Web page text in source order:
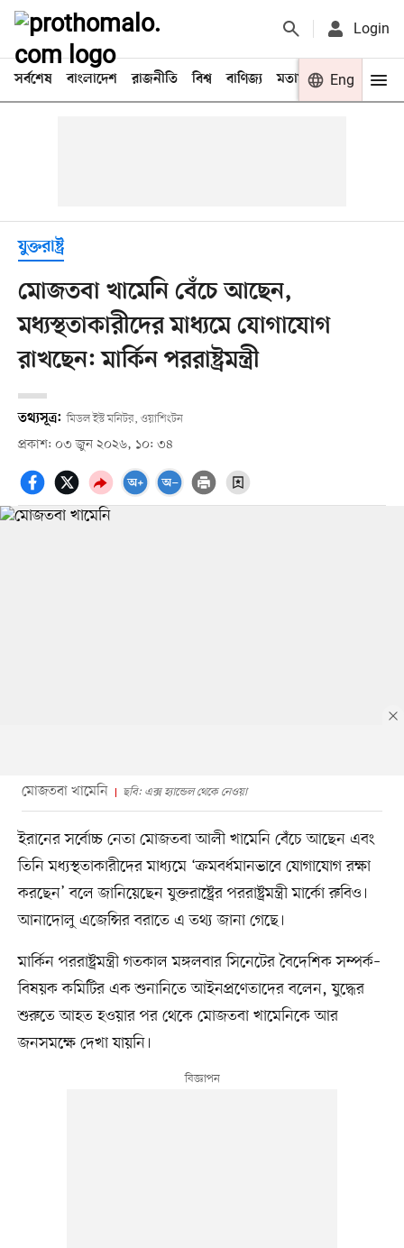
Login
সর্বশেষ বাংলাদেশ রাজনীতি বিশ্ব বাণিজ্য মতামত খেলা
Eng
যুক্তরাষ্ট্র
মোজতবা খামেনি বেঁচে আছেন,
মধ্যস্থতাকারীদের মাধ্যমে যোগাযোগ
রাখছেন: মার্কিন পররাষ্ট্রমন্ত্রী
তথ্যসূত্র: মিডল ইস্ট মনিটর, ওয়াশিংটন
প্রকাশ: ০৩ জুন ২০২৬, ১০: ৩৪
মোজতবা খামেনি ছবি: এক্স হ্যান্ডেল থেকে নেওয়া
ইরানের সর্বোচ্চ নেতা মোজতবা আলী খামেনি বেঁচে আছেন এবং
তিনি মধ্যস্থতাকারীদের মাধ্যমে ‘ক্রমবর্ধমানভাবে যোগাযোগ রক্ষা
করছেন’ বলে জানিয়েছেন যুক্তরাষ্ট্রের পররাষ্ট্রমন্ত্রী মার্কো রুবিও।
আনাদোলু এজেন্সির বরাতে এ তথ্য জানা গেছে।
মার্কিন পররাষ্ট্রমন্ত্রী গতকাল মঙ্গলবার সিনেটের বৈদেশিক সম্পর্ক–
বিষয়ক কমিটির এক শুনানিতে আইনপ্রণেতাদের বলেন, যুদ্ধের
শুরুতে আহত হওয়ার পর থেকে মোজতবা খামেনিকে আর
জনসমক্ষে দেখা যায়নি।